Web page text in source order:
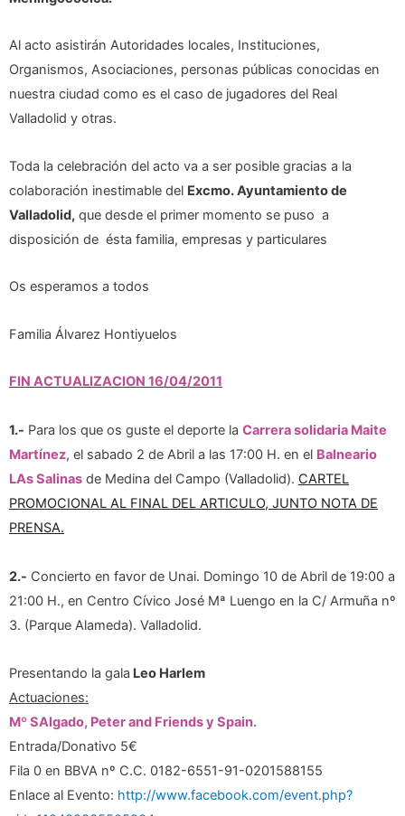
Al acto asistirán Autoridades locales, Instituciones,
Organismos, Asociaciones, personas públicas conocidas en
nuestra ciudad como es el caso de jugadores del Real
Valladolid y otras.
Toda la celebración del acto va a ser posible gracias a la
colaboración inestimable del Excmo. Ayuntamiento de
Valladolid, que desde el primer momento se puso a
disposición de ésta familia, empresas y particulares
Os esperamos a todos
Familia Álvarez Hontiyuelos
FIN ACTUALIZACION 16/04/2011
1.- Para los que os guste el deporte la Carrera solidaria Maite
Martínez, el sabado 2 de Abril a las 17:00 H. en el Balneario
LAs Salinas de Medina del Campo (Valladolid). CARTEL
PROMOCIONAL AL FINAL DEL ARTICULO, JUNTO NOTA DE
PRENSA.
2.- Concierto en favor de Unai. Domingo 10 de Abril de 19:00 a
21:00 H., en Centro Cívico José Mª Luengo en la C/ Armuña nº
3. (Parque Alameda). Valladolid.
Presentando la gala Leo Harlem
Actuaciones:
Mº SAlgado, Peter and Friends y Spain.
Entrada/Donativo 5€
Fila 0 en BBVA nº C.C. 0182-6551-91-0201588155
Enlace al Evento: http://www.facebook.com/event.php?